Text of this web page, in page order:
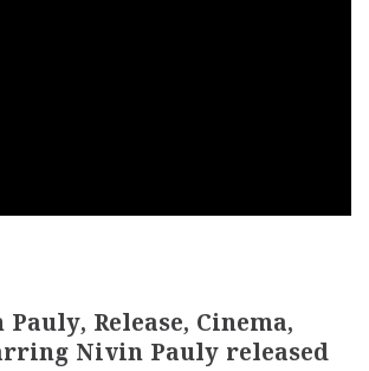
Release, Cinema,
Nivin Pauly released